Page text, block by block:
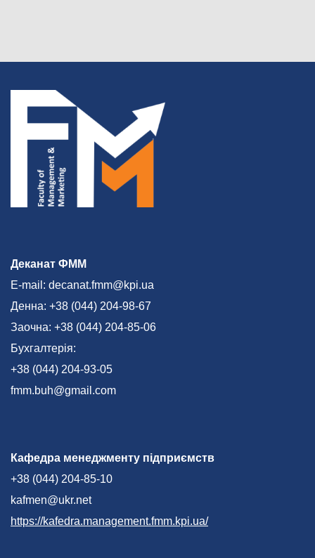
Деканат ФММ
E-mail: decanat.fmm@kpi.ua
Денна: +38 (044) 204-98-67
Заочна: +38 (044) 204-85-06
Бухгалтерія:
+38 (044) 204-93-05
fmm.buh@gmail.com
Кафедра менеджменту підприємств
+38 (044) 204-85-10
kafmen@ukr.net
https://kafedra.management.fmm.kpi.ua/